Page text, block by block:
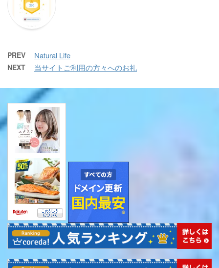
PREV Natural Life
NEXT 当サイトご利用の方々へのお礼